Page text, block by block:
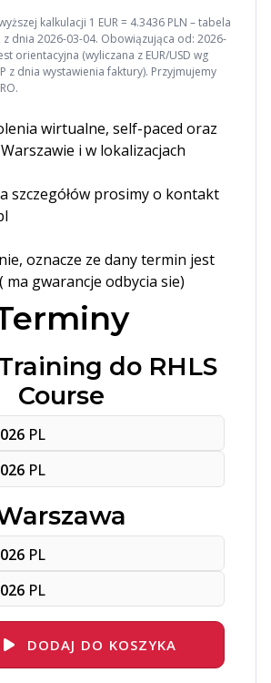
kalkulacji 1 EUR = 4.3436 PLN – tabela
z dnia 2026-03-04. Obowiązująca od: 2026-
orientacyjna (wyliczana z EUR/USD wg
z dnia wystawienia faktury). Przyjmujemy
wirtualne, self-paced oraz
i w lokalizacjach
szczegółów prosimy o kontakt
oznacze ze dany termin jest
gwarancje odbycia sie)
do RHLS
Course
PL
PL
PL
PL
DODAJ DO KOSZYKA